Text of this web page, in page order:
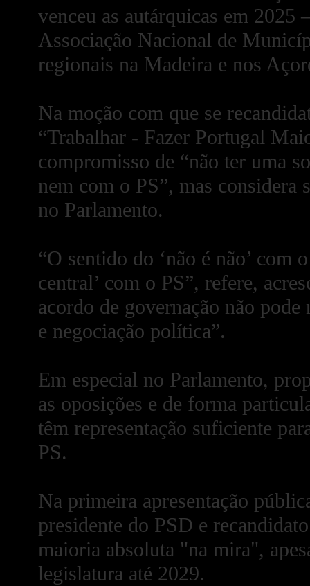
venceu as autárquicas em 2025
Associação Nacional de
regionais na Madeira e nos
Na moção com que se
“Trabalhar - Fazer Portugal
compromisso de “não ter uma
nem com o PS”, mas considera
no Parlamento.
“O sentido do ‘não é não’ com
central’ com o PS”, refere,
acordo de governação não
e negociação política”.
Em especial no Parlamento,
as oposições e de forma
têm representação suficiente
PS.
Na primeira apresentação
presidente do PSD e
maioria absoluta "na mira",
legislatura até 2029.